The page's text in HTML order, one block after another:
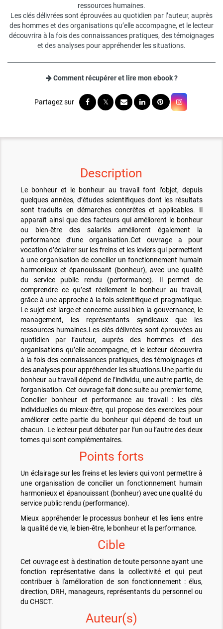
ressources humaines.
Les clés délivrées sont éprouvées au quotidien par l’auteur, auprès
des hommes et des organisations qu’elle accompagne, et le lecteur
découvrira à la fois des connaissances pratiques, des témoignages
et des analyses pour appréhender les situations.
Comment récupérer et lire mon ebook ?
Description
Le bonheur et le bonheur au travail font l’objet, depuis
quelques années, d’études scientifiques dont les résultats
sont traduits en démarches concrètes et applicables. Il
apparaît ainsi que des facteurs qui améliorent le bonheur
ou bien-être des salariés améliorent également la
performance d’une organisation.Cet ouvrage a pour
vocation d’éclairer sur les freins et les leviers qui permettent
à une organisation de concilier un fonctionnement humain
harmonieux et épanouissant (bonheur), avec une qualité
du service public rendu (performance). Il permet de
comprendre ce qu’est réellement le bonheur au travail,
grâce à une approche à la fois scientifique et pragmatique.
Le sujet est large et concerne aussi bien la gouvernance, le
management, les représentants syndicaux que les
ressources humaines.Les clés délivrées sont éprouvées au
quotidien par l’auteur, auprès des hommes et des
organisations qu’elle accompagne, et le lecteur découvrira
à la fois des connaissances pratiques, des témoignages et
des analyses pour appréhender les situations.Une partie du
bonheur au travail dépend de l’individu, une autre partie, de
l’organisation. Cet ouvrage fait donc suite au premier tome,
Concilier bonheur et performance au travail : les clés
individuelles du mieux-être, qui propose des exercices pour
améliorer cette partie du bonheur qui dépend de tout un
chacun. Le lecteur peut débuter par l’un ou l’autre des deux
tomes qui sont complémentaires.
Points forts
Un éclairage sur les freins et les leviers qui vont permettre à
une organisation de concilier un fonctionnement humain
harmonieux et épanouissant (bonheur) avec une qualité du
service public rendu (performance).
Mieux appréhender le processus bonheur et les liens entre
la qualité de vie, le bien-être, le bonheur et la performance.
Cible
Cet ouvrage est à destination de toute personne ayant une
fonction représentative dans la collectivité et qui peut
contribuer à l'amélioration de son fonctionnement : élus,
direction, DRH, manageurs, représentants du personnel ou
du CHSCT.
Auteur(s)